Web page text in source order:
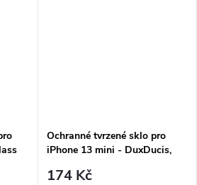
Ochranné tvrzené sklo pro
iPhone 13 mini - DuxDucis,
174 Kč